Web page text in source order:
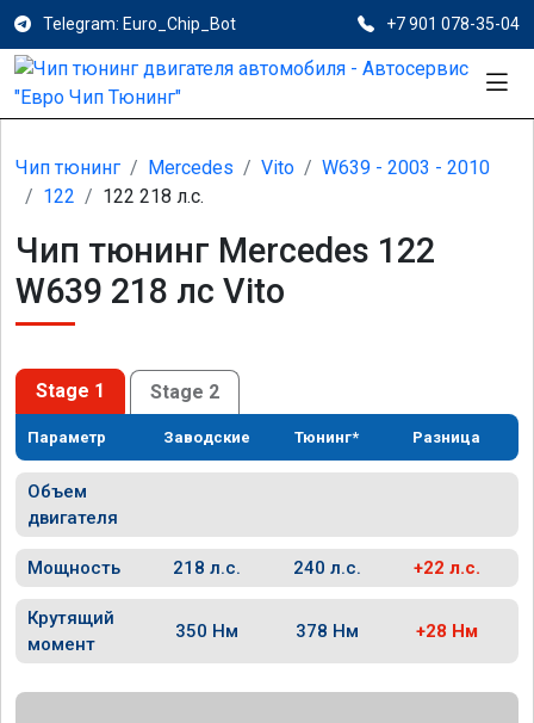
Telegram: Euro_Chip_Bot +7 901 078-35-04
Чип тюнинг Mercedes Vito
W639 - 2003 - 2010
122
122 218 л.с.
Чип тюнинг Mercedes 122
W639 218 лс Vito
Stage 1 Stage 2
Параметр Заводские Тюнинг* Разница
Объем
двигателя
Мощность 218 л.с. 240 л.с. +22 л.с.
Крутящий
момент
350 Нм 378 Нм +28 Нм